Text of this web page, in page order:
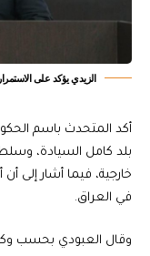
الزيدي يؤكد على
أكد المتحدث باسم
بلد كامل السيادة،
في العراق.
وقال العبودي بحسب